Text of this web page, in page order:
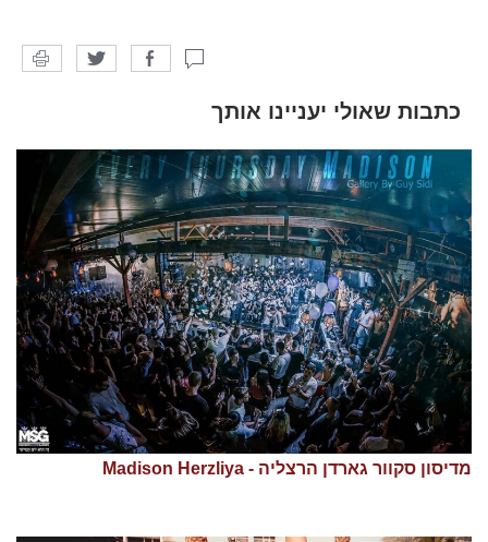
כתבות שאולי יעניינו אותך
מדיסון סקוור גארדן הרצליה - Madison Herzliya